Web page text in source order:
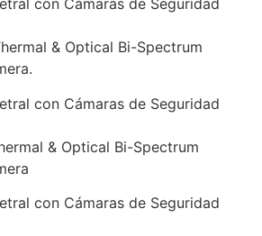
& Optical Bi-Spectrum
& Optical Bi-Spectrum